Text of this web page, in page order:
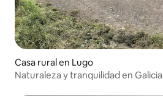
Casa rural en Lugo
Naturaleza y tranquilidad en Galicia